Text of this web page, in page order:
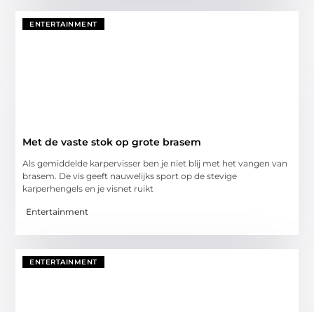
ENTERTAINMENT
Met de vaste stok op grote brasem
Als gemiddelde karpervisser ben je niet blij met het vangen van
brasem. De vis geeft nauwelijks sport op de stevige
karperhengels en je visnet ruikt
Entertainment
ENTERTAINMENT